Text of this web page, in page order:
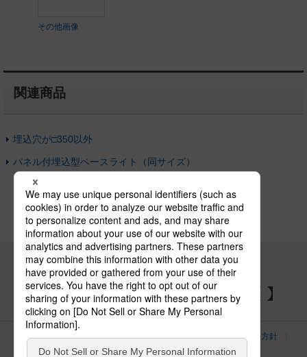
その他画像
関連商品
埋込穴が□350以外
パネル付埋込型ベースライト（同サイズ）
パナソニックの電気設備 SNSアカウント
サイトのご利用にあたって クッキーポリシー
個人情報保護方針
パナソニック ホールディングス